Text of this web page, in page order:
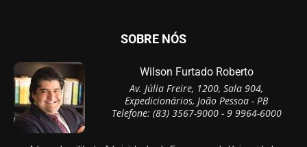
SOBRE NÓS
Wilson Furtado Roberto
Av. Júlia Freire, 1200, Sala 904,
Expedicionários, João Pessoa - PB
Telefone: (83) 3567-9000 - 9 9964-6000